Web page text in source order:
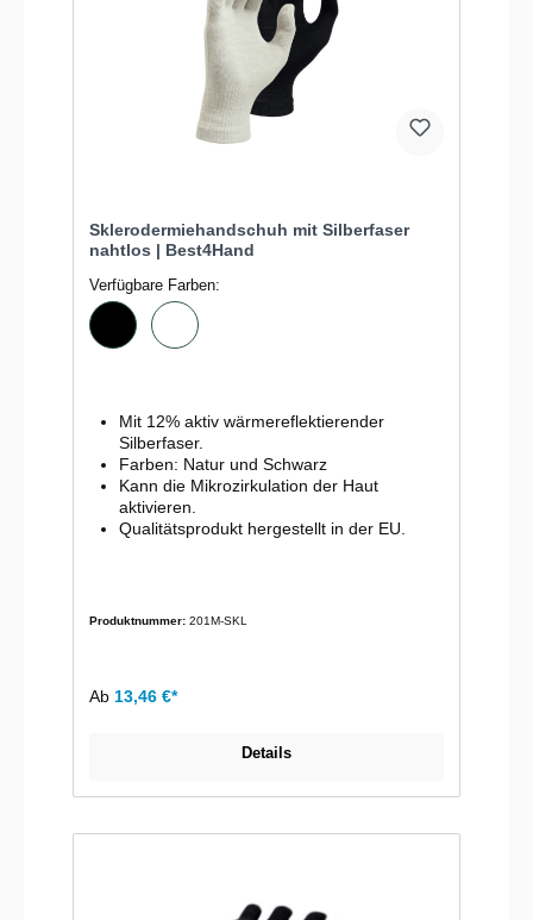
Sklerodermiehandschuh mit Silberfaser
nahtlos | Best4Hand
Verfügbare Farben:
Mit 12% aktiv wärmereflektierender
Silberfaser.
Farben: Natur und Schwarz
Kann die Mikrozirkulation der Haut
aktivieren.
Qualitätsprodukt hergestellt in der EU.
Produktnummer: 201M-SKL
Ab 13,46 €*
Details